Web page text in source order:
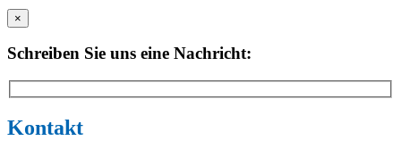
×
Schreiben Sie uns eine Nachricht:
Kontakt